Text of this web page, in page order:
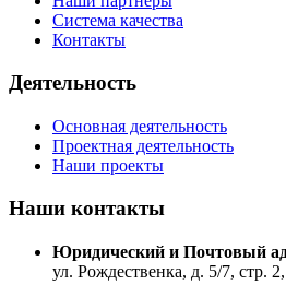
Система качества
Контакты
Деятельность
Основная деятельность
Проектная деятельность
Наши проекты
Наши контакты
Юридический и Почтовый
ул. Рождественка, д. 5/7, стр.